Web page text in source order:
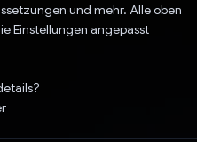
und mehr. Alle oben
Einstellungen angepasst